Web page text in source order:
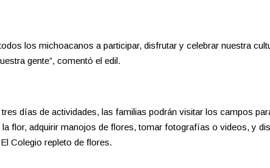
los michoacanos a participar, disfrutar y celebrar nuestra
gente”, comentó el edil.
tres días de actividades, las familias podrán visitar los campos
flor, adquirir manojos de flores, tomar fotografías o videos, y
Colegio repleto de flores.